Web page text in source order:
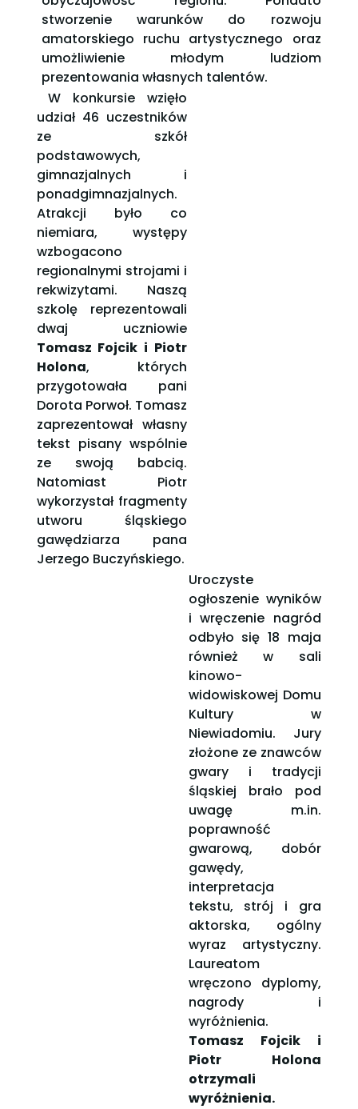
stworzenie warunków do rozwoju
amatorskiego ruchu artystycznego oraz
umożliwienie młodym ludziom
prezentowania własnych talentów.
W konkursie wzięło
udział 46 uczestników
ze szkół
podstawowych,
gimnazjalnych i
ponadgimnazjalnych.
Atrakcji było co
niemiara, występy
wzbogacono
regionalnymi strojami i
rekwizytami. Naszą
szkolę reprezentowali
dwaj uczniowie
Tomasz Fojcik i Piotr
Holona, których
przygotowała pani
Dorota Porwoł. Tomasz
zaprezentował własny
tekst pisany wspólnie
ze swoją babcią.
Natomiast Piotr
wykorzystał fragmenty
utworu śląskiego
gawędziarza pana
Jerzego Buczyńskiego.
Uroczyste
ogłoszenie wyników
i wręczenie nagród
odbyło się 18 maja
również w sali
kinowo-
widowiskowej Domu
Kultury w
Niewiadomiu. Jury
złożone ze znawców
gwary i tradycji
śląskiej brało pod
uwagę m.in.
poprawność
gwarową, dobór
gawędy,
interpretacja
tekstu, strój i gra
aktorska, ogólny
wyraz artystyczny.
Laureatom
wręczono dyplomy,
nagrody i
wyróżnienia.
Tomasz Fojcik i
Piotr Holona
otrzymali
wyróżnienia.